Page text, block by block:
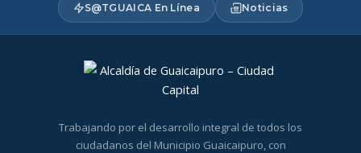
S@TGUAICA En Línea Noticias
Trabajando por el desarrollo integral de todos los
ciudadanos del Municipio Guaicaipuro, con